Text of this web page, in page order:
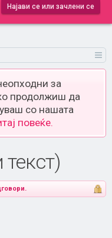
Најави се или зачлени се
за
продолжиш да
со нашата
повеќе.